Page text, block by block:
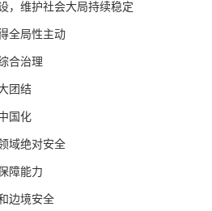
， 维护社会大局持续稳定
全局性主动
合治理
团结
国化
域绝对安全
障能力
边境安全